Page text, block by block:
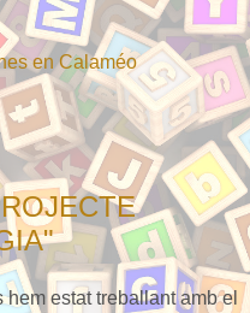
en Calaméo
estat treballant amb el